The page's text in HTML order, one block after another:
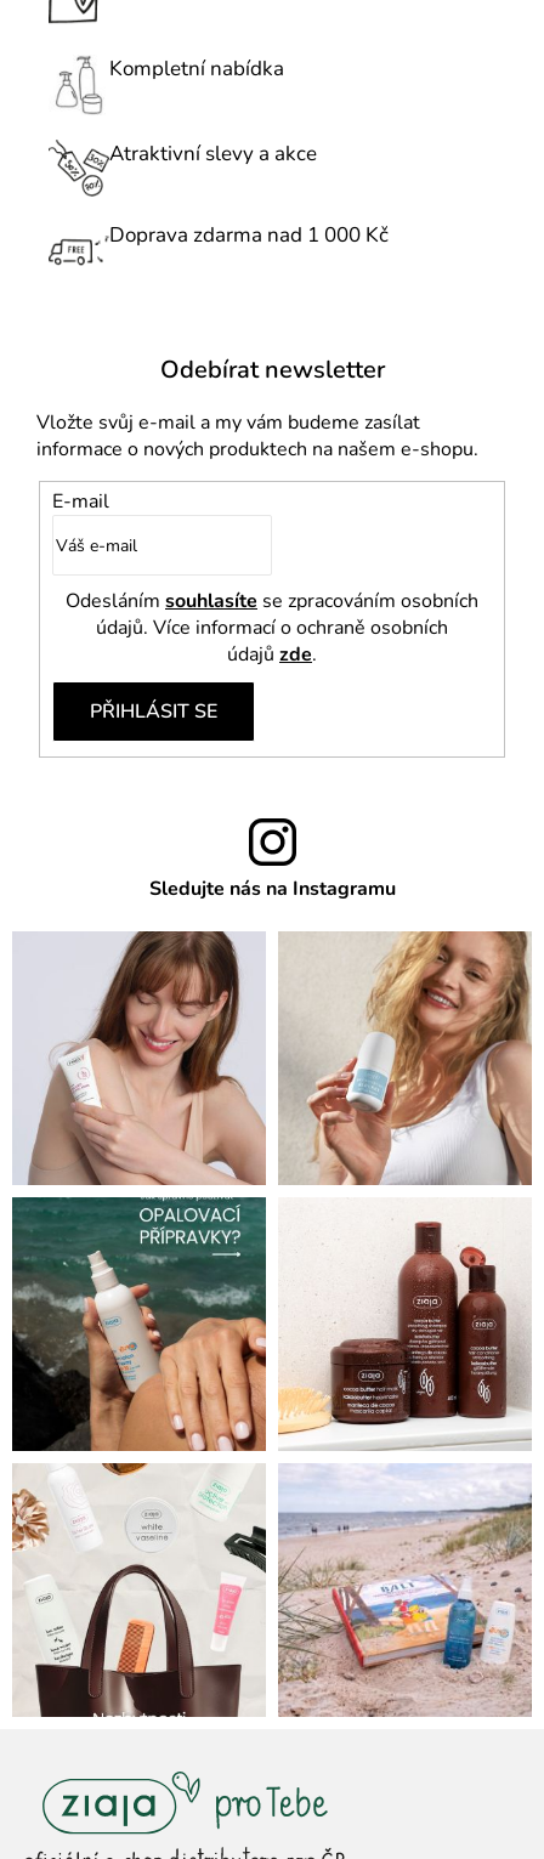
c
r
y
i
s
u
Kompletní nabídka
Atraktivní slevy a akce
Doprava zdarma nad 1 000 Kč
Odebírat newsletter
Vložte svůj e-mail a my vám budeme zasílat
informace o nových produktech na našem e-shopu.
E-mail
Odesláním souhlasíte se zpracováním osobních
údajů. Více informací o ochraně osobních
údajů zde.
PŘIHLÁSIT SE
Sledujte nás na Instagramu